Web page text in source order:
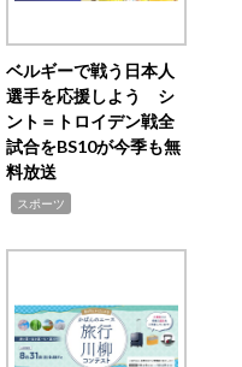
ベルギーで戦う日本人
選手を応援しよう シ
ント＝トロイデン戦全
試合をBS10が今季も無
料放送
スポーツ